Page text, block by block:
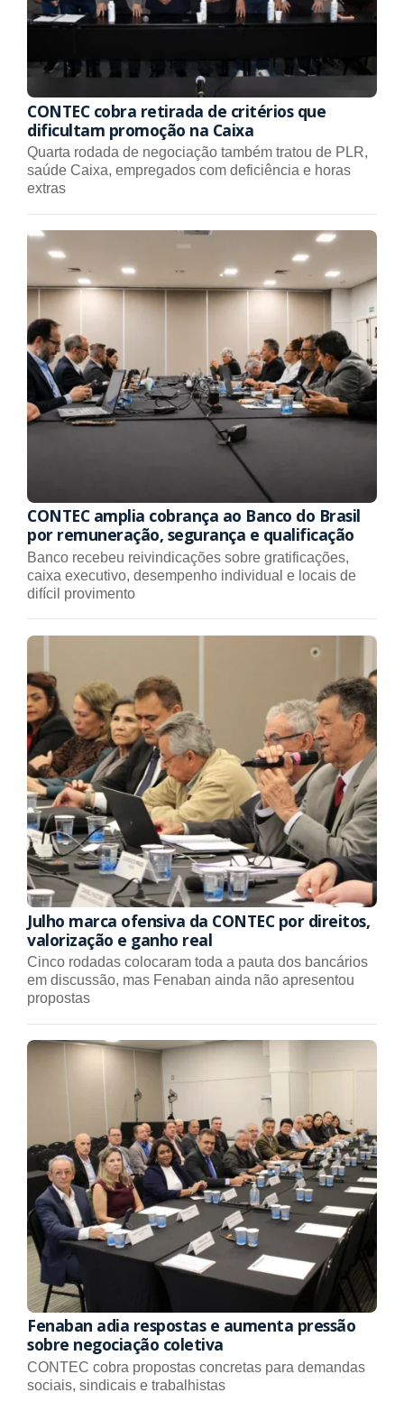
CONTEC cobra retirada de critérios que
dificultam promoção na Caixa
Quarta rodada de negociação também tratou de PLR,
saúde Caixa, empregados com deficiência e horas
extras
CONTEC amplia cobrança ao Banco do Brasil
por remuneração, segurança e qualificação
Banco recebeu reivindicações sobre gratificações,
caixa executivo, desempenho individual e locais de
difícil provimento
Julho marca ofensiva da CONTEC por direitos,
valorização e ganho real
Cinco rodadas colocaram toda a pauta dos bancários
em discussão, mas Fenaban ainda não apresentou
propostas
Fenaban adia respostas e aumenta pressão
sobre negociação coletiva
CONTEC cobra propostas concretas para demandas
sociais, sindicais e trabalhistas